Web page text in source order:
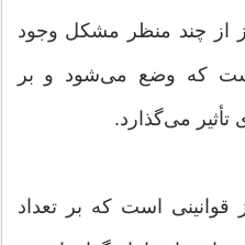
از چند منظر مشکل وجود
که وضع می‌شود و بر
تأثیر می‌گذارد.
است که بر تعداد